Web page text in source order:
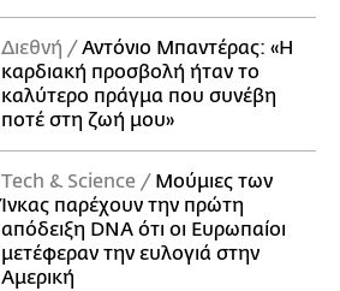
Διεθνή
Αντόνιο Μπαντέρας: «Η
καρδιακή προσβολή ήταν το
καλύτερο πράγμα που συνέβη
ποτέ στη ζωή μου»
Τech & Science
Μούμιες των
Ίνκας παρέχουν την πρώτη
απόδειξη DNA ότι οι Ευρωπαίοι
μετέφεραν την ευλογιά στην
Αμερική